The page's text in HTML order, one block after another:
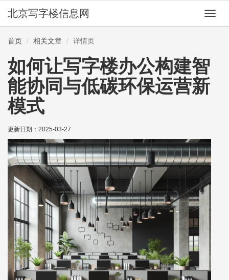
切
换
北京写字楼信息网
首页 相关文章 详情页
如何让写字楼办公构建智
能协同与低碳环保运营新
模式
更新日期： 2025-03-27